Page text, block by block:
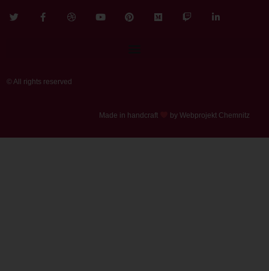
© All rights reserved
Made in handcraft by Webprojekt Chemnitz